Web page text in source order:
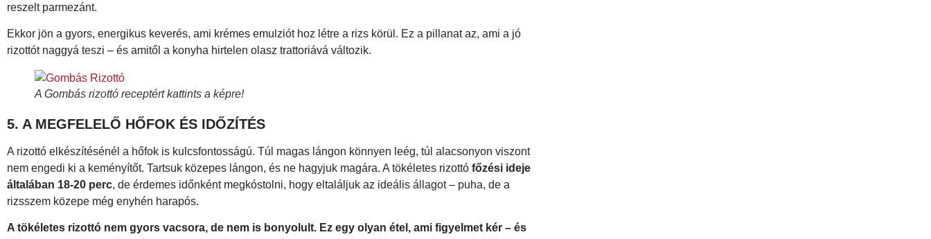
reszelt parmezánt.
Ekkor jön a gyors, energikus keverés, ami krémes emulziót hoz létre a rizs körül. Ez a pillanat az, ami a jó
rizottót naggyá teszi – és amitől a konyha hirtelen olasz trattoriává változik.
A Gombás rizottó receptért kattints a képre!
5. A MEGFELELŐ HŐFOK ÉS IDŐZÍTÉS
A rizottó elkészítésénél a hőfok is kulcsfontosságú. Túl magas lángon könnyen leég, túl alacsonyon viszont
nem engedi ki a keményítőt. Tartsuk közepes lángon, és ne hagyjuk magára. A tökéletes rizottó főzési ideje
általában 18-20 perc, de érdemes időnként megkóstolni, hogy eltaláljuk az ideális állagot – puha, de a
rizsszem közepe még enyhén harapós.
A tökéletes rizottó nem gyors vacsora, de nem is bonyolult. Ez egy olyan étel, ami figyelmet kér – és